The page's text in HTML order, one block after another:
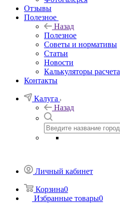
Отзывы
Полезное
Назад
Полезное
Советы и нормативы
Статьи
Новости
Калькуляторы расчета
Контакты
Калуга
Назад
Личный кабинет
Корзина0
Избранные товары0